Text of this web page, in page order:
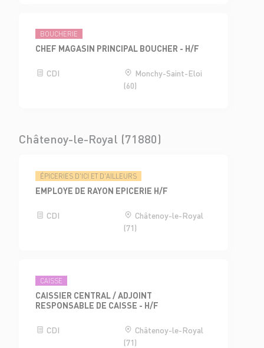
BOUCHERIE
CHEF MAGASIN PRINCIPAL BOUCHER - H/F
CDI
Monchy-Saint-Eloi
(60)
Châtenoy-le-Royal (71880)
ÉPICERIES D'ICI ET D'AILLEURS
EMPLOYE DE RAYON EPICERIE H/F
CDI
Châtenoy-le-Royal
(71)
CAISSE
CAISSIER CENTRAL / ADJOINT
RESPONSABLE DE CAISSE - H/F
CDI
Châtenoy-le-Royal
(71)